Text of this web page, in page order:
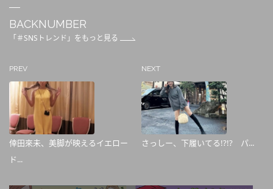
BACKNUMBER
「＃SNSトレンド」をもっと見る
PREV
倖田來未、美脚が映えるイエロー
ド...
NEXT
さっしー、下履いてる!?!? パ...